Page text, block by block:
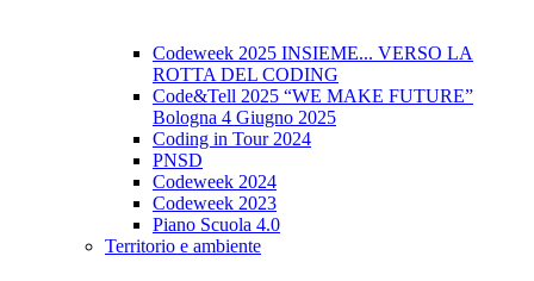
Codeweek 2025 INSIEME... VERSO LA
ROTTA DEL CODING
Code&Tell 2025 “WE MAKE FUTURE”
Bologna 4 Giugno 2025
Coding in Tour 2024
PNSD
Codeweek 2024
Codeweek 2023
Piano Scuola 4.0
Territorio e ambiente